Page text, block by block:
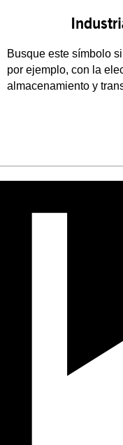
Busque este símbolo
por ejemplo, con la
almacenamiento y